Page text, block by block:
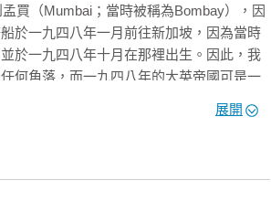
響。馬凱碩在簡短但饒富興味的回憶錄
他，對新亞洲重新崛起於全球舞臺感到高
國對世界和平與穩定帶來某種威脅的看
他近距離觀察並親身體驗。馬凱碩坦率承
學院的卓越成就功不可沒，但即使在該學
只與外交事務有關，它也記敘他在新加坡
於一九四八年一月前往新加坡，因為當時
於一九四八年十月在那裡出生。因此，我
何角落，而一九四八年的大英帝國可是一
離海德拉巴和喀拉蚩（Karachi），因為他
展開